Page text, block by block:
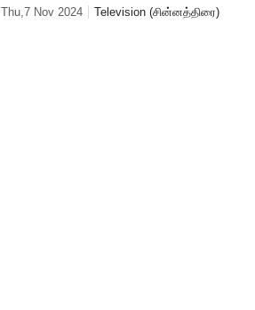
சண்டை, போட்டி, பொறாமை, கலாட்டா, பிரச்சனை
Thu,7 Nov 2024 Television (சின்னத்திரை)